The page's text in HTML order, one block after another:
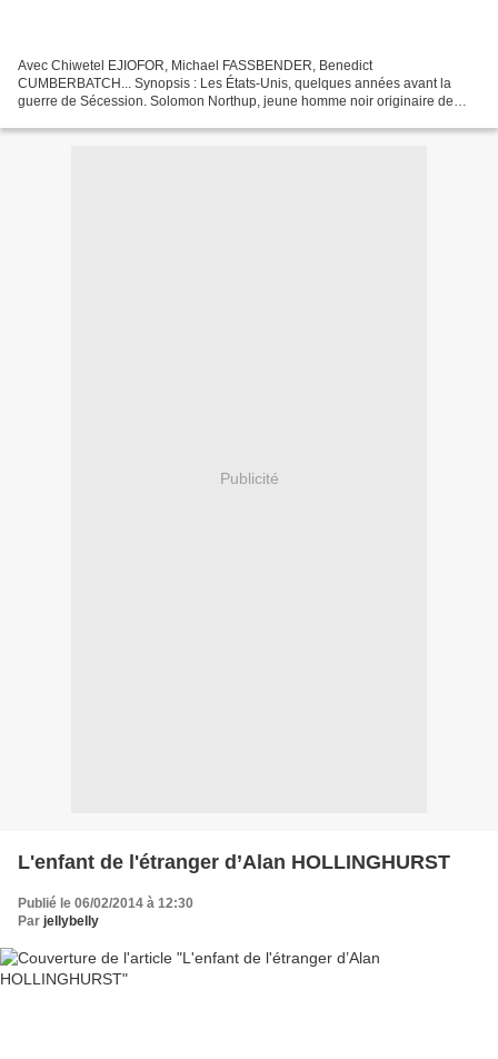
Avec Chiwetel EJIOFOR, Michael FASSBENDER, Benedict
CUMBERBATCH... Synopsis : Les États-Unis, quelques années avant la
guerre de Sécession. Solomon Northup, jeune homme noir originaire de
Publicité
L'enfant de l'étranger d’Alan HOLLINGHURST
Publié le 06/02/2014 à 12:30
Par jellybelly